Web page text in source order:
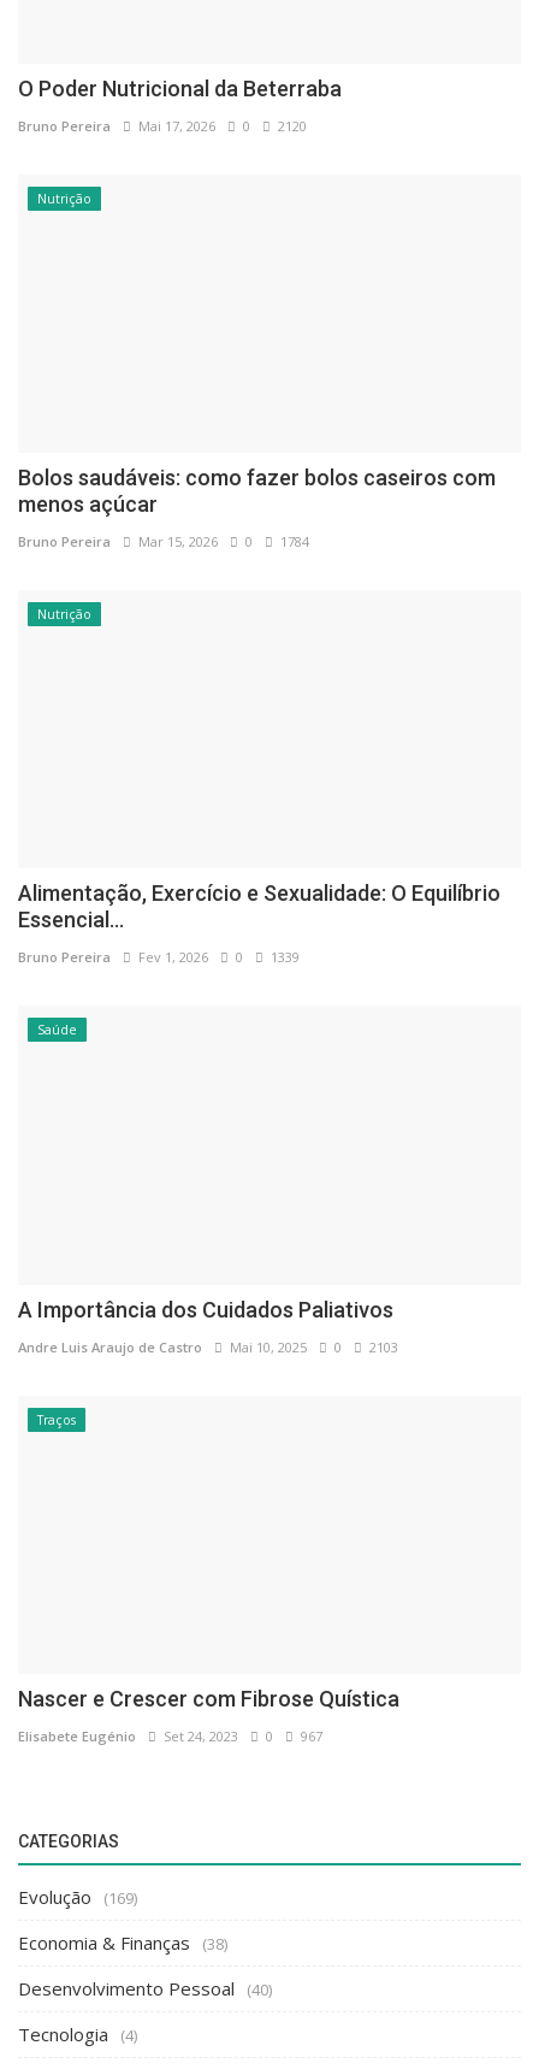
O Poder Nutricional da Beterraba
Bruno Pereira Mai 17, 2026 0 2120
Nutrição
Bolos saudáveis: como fazer bolos caseiros com
menos açúcar
Bruno Pereira Mar 15, 2026 0 1784
Nutrição
Alimentação, Exercício e Sexualidade: O Equilíbrio
Essencial...
Bruno Pereira Fev 1, 2026 0 1339
Saúde
A Importância dos Cuidados Paliativos
Andre Luis Araujo de Castro Mai 10, 2025 0 2103
Traços
Nascer e Crescer com Fibrose Quística
Elisabete Eugénio Set 24, 2023 0 967
CATEGORIAS
Evolução (169)
Economia & Finanças (38)
Desenvolvimento Pessoal (40)
Tecnologia (4)